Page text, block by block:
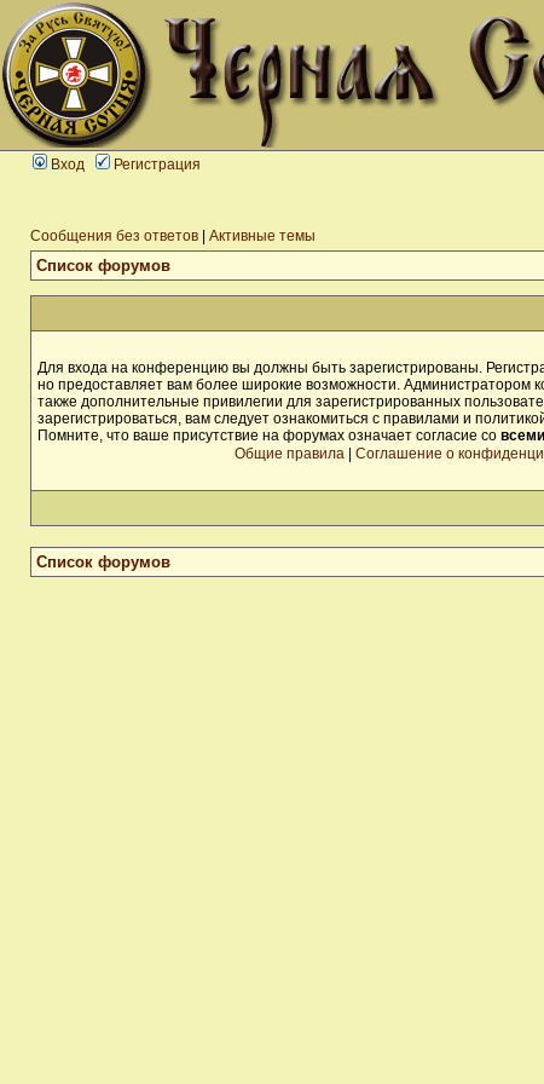
Вход Регистрация
Сообщения без ответов Активные темы
Список форумов
Для входа на конференцию вы должны быть зарегистрированы.
но предоставляет вам более широкие возможности. Администратором
также дополнительные привилегии для зарегистрированных
зарегистрироваться, вам следует ознакомиться с правилами и
Помните, что ваше присутствие на форумах означает согласие со всеми
Общие правила
Соглашение о
Список форумов